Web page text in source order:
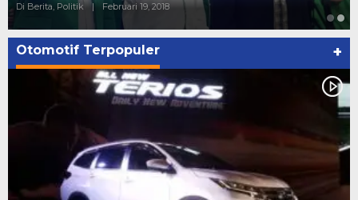
Di Berita, Politik | Februari 19, 2018
Otomotif Terpopuler +